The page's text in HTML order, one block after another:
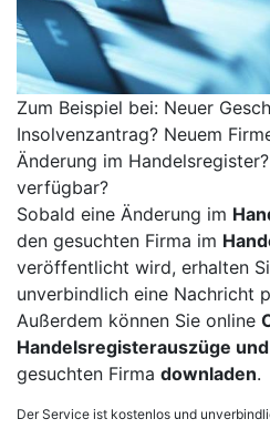
Zum Beispiel bei: Neuer
Insolvenzantrag? Neuem
Änderung im
verfügbar?
Sobald eine Änderung im
den gesuchten Firma im
veröffentlicht wird, erhalten
unverbindlich eine Nachricht
Außerdem können Sie online
Handelsregisterauszüge
gesuchten Firma downladen.
Der Service ist kostenlos und